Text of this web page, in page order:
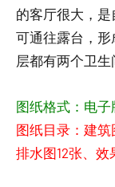
的客厅很大，
可通往露台，
层都有两个卫生
图纸格式：电子
图纸目录：建筑
排水图12张、效